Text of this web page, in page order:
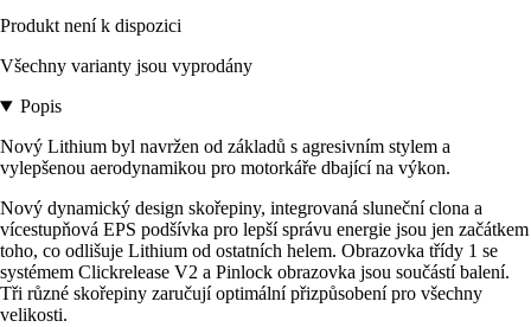
Produkt není k dispozici
Všechny varianty jsou vyprodány
Popis
Nový Lithium byl navržen od základů s agresivním stylem a
vylepšenou aerodynamikou pro motorkáře dbající na výkon.
Nový dynamický design skořepiny, integrovaná sluneční clona a
vícestupňová EPS podšívka pro lepší správu energie jsou jen začátkem
toho, co odlišuje Lithium od ostatních helem. Obrazovka třídy 1 se
systémem Clickrelease V2 a Pinlock obrazovka jsou součástí balení.
Tři různé skořepiny zaručují optimální přizpůsobení pro všechny
velikosti.